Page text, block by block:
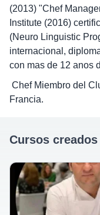
(2013) "Chef
Institute (2016)
(Neuro Linguistic
internacional,
con mas de 12 anos
Chef Miembro del
Francia.
Cursos creados